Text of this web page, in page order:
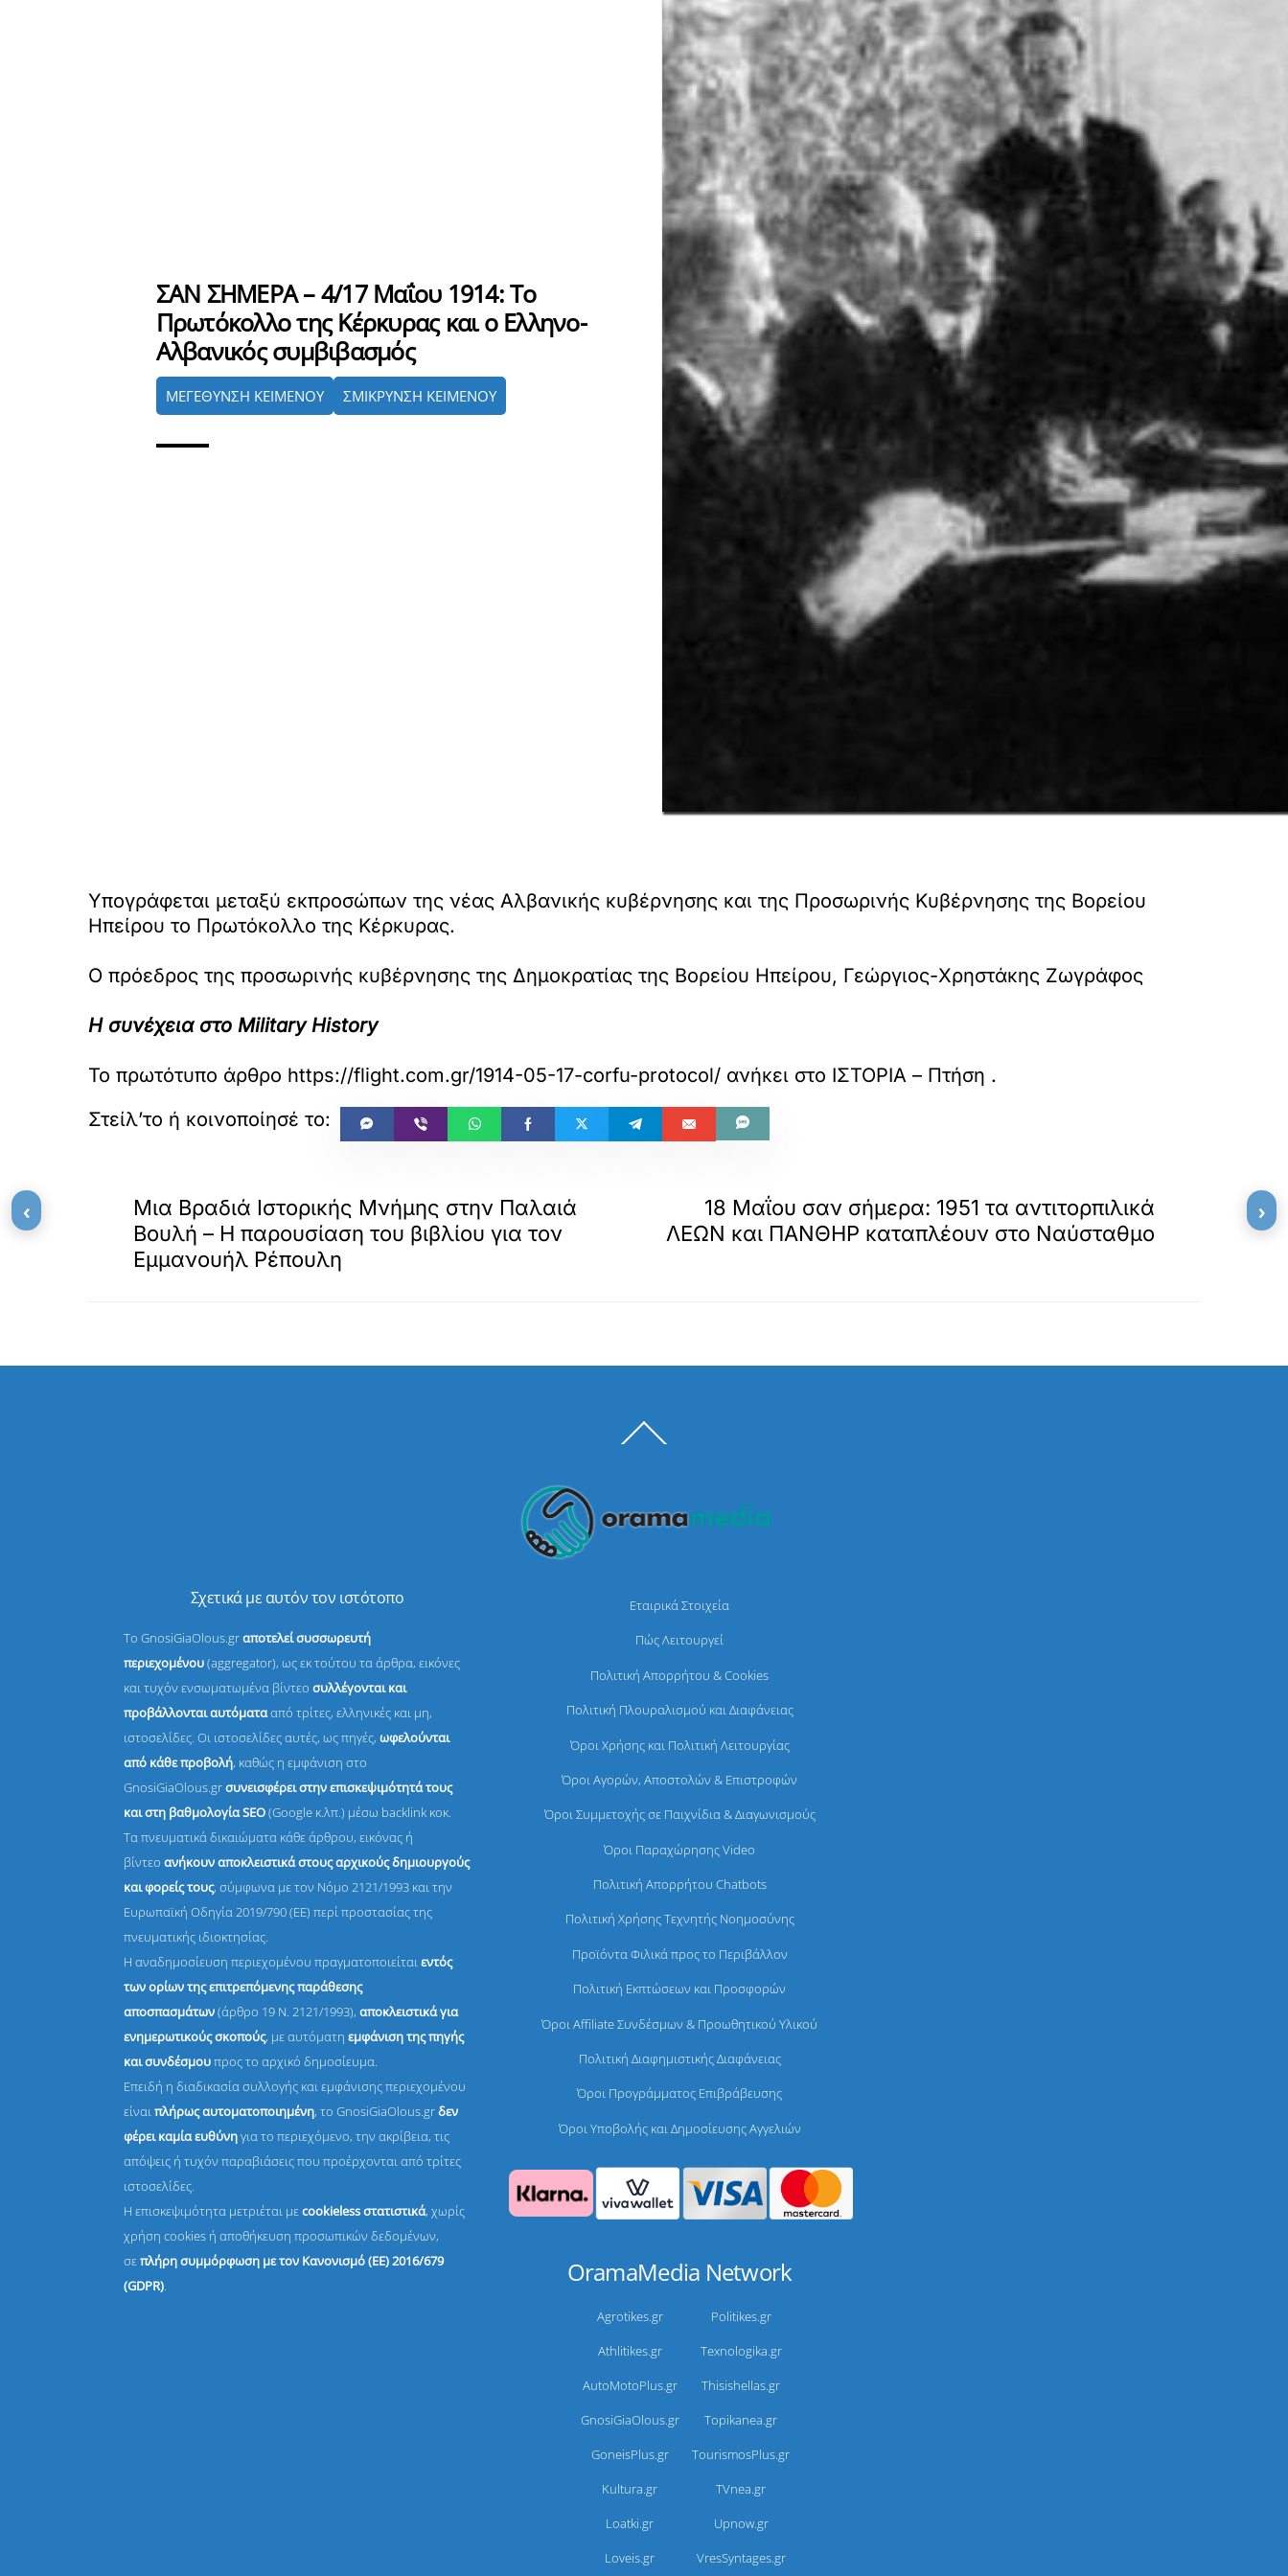
ΣΑΝ ΣΗΜΕΡΑ – 4/17 Μαΐου 1914: Το
Πρωτόκολλο της Κέρκυρας και ο Ελληνο-
Αλβανικός συμβιβασμός
ΜΕΓΕΘΥΝΣΗ ΚΕΙΜΕΝΟΥ ΣΜΙΚΡΥΝΣΗ ΚΕΙΜΕΝΟΥ
Υπογράφεται μεταξύ εκπροσώπων της νέας Αλβανικής κυβέρνησης και της Προσωρινής Κυβέρνησης της Βορείου
Ηπείρου το Πρωτόκολλο της Κέρκυρας.
O πρόεδρος της προσωρινής κυβέρνησης της Δημοκρατίας της Βορείου Ηπείρου, Γεώργιος-Χρηστάκης Ζωγράφος
Η συνέχεια στο Military History
Το πρωτότυπο άρθρο https://flight.com.gr/1914-05-17-corfu-protocol/ ανήκει στο ΙΣΤΟΡΙΑ – Πτήση .
Μια Βραδιά Ιστορικής Μνήμης στην Παλαιά
Βουλή – Η παρουσίαση του βιβλίου για τον
Εμμανουήλ Ρέπουλη
18 Μαΐου σαν σήμερα: 1951 τα αντιτορπιλικά
ΛΕΩΝ και ΠΑΝΘΗΡ καταπλέουν στο Ναύσταθμο
To
Σχετικά με αυτόν τον ιστότοπο
Το GnosiGiaOlous.grαποτελεί συσσωρευτή
περιεχομένου(aggregator), ως εκ τούτου τα άρθρα, εικόνες
και τυχόν ενσωματωμένα βίντεοσυλλέγονται και
προβάλλονται αυτόματααπό τρίτες, ελληνικές και μη,
ιστοσελίδες. Οι ιστοσελίδες αυτές, ως πηγές,ωφελούνται
από κάθε προβολή, καθώς η εμφάνιση στο
GnosiGiaOlous.grσυνεισφέρει στην επισκεψιμότητά τους
και στη βαθμολογία SEO(Google κ.λπ.) μέσω backlink κοκ.
Τα πνευματικά δικαιώματα κάθε άρθρου, εικόνας ή
βίντεοανήκουν αποκλειστικά στους αρχικούς δημιουργούς
και φορείς τους, σύμφωνα με τον Νόμο 2121/1993 και την
Ευρωπαϊκή Οδηγία 2019/790 (ΕΕ) περί προστασίας της
πνευματικής ιδιοκτησίας.
Η αναδημοσίευση περιεχομένου πραγματοποιείταιεντός
των ορίων της επιτρεπόμενης παράθεσης
αποσπασμάτων(άρθρο 19 Ν. 2121/1993), αποκλειστικά για
ενημερωτικούς σκοπούς, με αυτόματηεμφάνιση της πηγής
και συνδέσμουπρος το αρχικό δημοσίευμα.
Επειδή η διαδικασία συλλογής και εμφάνισης περιεχομένου
είναιπλήρως αυτοματοποιημένη, το GnosiGiaOlous.grδεν
φέρει καμία ευθύνηγια το περιεχόμενο, την ακρίβεια, τις
απόψεις ή τυχόν παραβιάσεις που προέρχονται από τρίτες
ιστοσελίδες.
Η επισκεψιμότητα μετριέται μεcookieless στατιστικά, χωρίς
χρήση cookies ή αποθήκευση προσωπικών δεδομένων,
σεπλήρη συμμόρφωση με τον Κανονισμό (ΕΕ) 2016/679
(GDPR).
Εταιρικά Στοιχεία
Πώς Λειτουργεί
Πολιτική Απορρήτου & Cookies
Πολιτική Πλουραλισμού και Διαφάνειας
Όροι Χρήσης και Πολιτική Λειτουργίας
Όροι Αγορών, Αποστολών & Επιστροφών
Όροι Συμμετοχής σε Παιχνίδια & Διαγωνισμούς
Όροι Παραχώρησης Video
Πολιτική Απορρήτου Chatbots
Πολιτική Χρήσης Τεχνητής Νοημοσύνης
Προϊόντα Φιλικά προς το Περιβάλλον
Πολιτική Εκπτώσεων και Προσφορών
Όροι Affiliate Συνδέσμων & Προωθητικού Υλικού
Πολιτική Διαφημιστικής Διαφάνειας
Όροι Προγράμματος Επιβράβευσης
Όροι Υποβολής και Δημοσίευσης Αγγελιών
OramaMedia Network
Agrotikes.gr
Politikes.gr
Athlitikes.gr
Texnologika.gr
AutoMotoPlus.gr
Thisishellas.gr
GnosiGiaOlous.gr
Topikanea.gr
GoneisPlus.gr
TourismosPlus.gr
Kultura.gr
TVnea.gr
Loatki.gr
Upnow.gr
Loveis.gr
VresSyntages.gr
‹ ›